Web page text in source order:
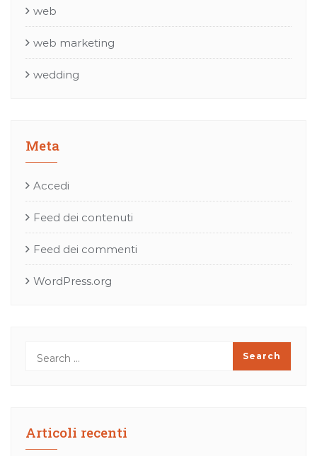
web
web marketing
wedding
Meta
Accedi
Feed dei contenuti
Feed dei commenti
WordPress.org
Articoli recenti